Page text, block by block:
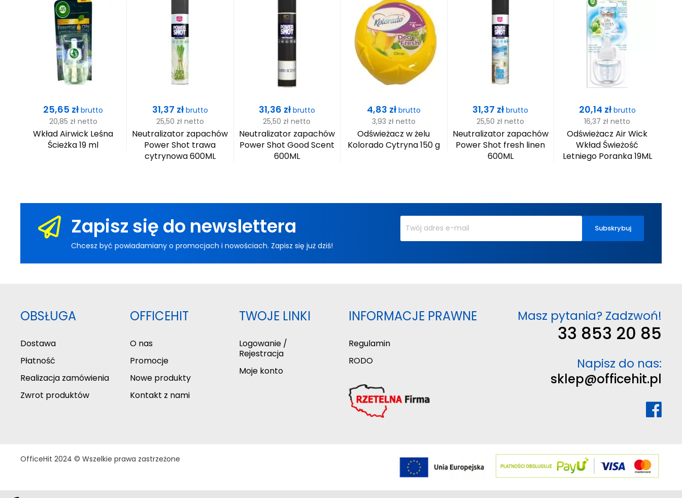
Cena
25,65 złbrutto
20,85 zł netto
Wkład Airwick Leśna
Ścieżka 19 ml
Cena
31,37 zł brutto
25,50 zł netto
Neutralizator zapachów
Power Shot trawa
cytrynowa 600ML
Cena
31,36 zł brutto
25,50 zł netto
Neutralizator zapachów
Power Shot Good Scent
600ML
Cena
4,83 zł brutto
3,93 zł netto
Odświeżacz w żelu
Kolorado Cytryna 150 g
Cena
31,37 złbrutto
25,50 zł netto
Neutralizator zapachów
Power Shot fresh linen
600ML
Cena
20,14 zł brutto
16,37 zł netto
Odświeżacz Air Wick
Wkład Świeżość
Letniego Poranka 19ML
Zapisz się do newslettera
Chcesz być powiadamiany o promocjach i nowościach. Zapisz się już dziś!
OBSŁUGA
Dostawa
Płatność
Realizacja zamówienia
Zwrot produktów
OFFICEHIT
O nas
Promocje
Nowe produkty
Kontakt z nami
TWOJE LINKI
Logowanie /
Rejestracja
Moje konto
INFORMACJE PRAWNE
Regulamin
RODO
Masz pytania? Zadzwoń!
33 853 20 85
Napisz do nas:
sklep@officehit.pl
OfficeHit 2024 © Wszelkie prawa zastrzeżone